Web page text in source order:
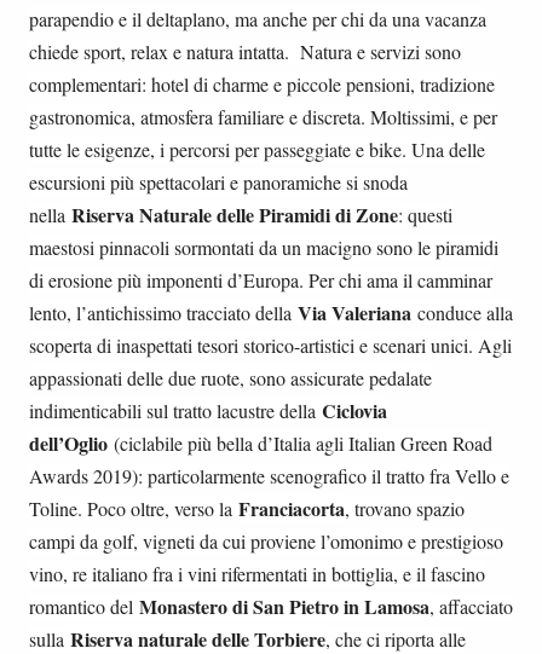
parapendio e il deltaplano, ma anche per chi da una vacanza
chiede sport, relax e natura intatta. Natura e servizi sono
complementari: hotel di charme e piccole pensioni, tradizione
gastronomica, atmosfera familiare e discreta. Moltissimi, e per
tutte le esigenze, i percorsi per passeggiate e bike. Una delle
escursioni più spettacolari e panoramiche si snoda
nella Riserva Naturale delle Piramidi di Zone: questi
maestosi pinnacoli sormontati da un macigno sono le piramidi
di erosione più imponenti d’Europa. Per chi ama il camminar
lento, l’antichissimo tracciato della Via Valeriana conduce alla
scoperta di inaspettati tesori storico-artistici e scenari unici. Agli
appassionati delle due ruote, sono assicurate pedalate
indimenticabili sul tratto lacustre della Ciclovia
dell’Oglio (ciclabile più bella d’Italia agli Italian Green Road
Awards 2019): particolarmente scenografico il tratto fra Vello e
Toline. Poco oltre, verso la Franciacorta, trovano spazio
campi da golf, vigneti da cui proviene l’omonimo e prestigioso
vino, re italiano fra i vini rifermentati in bottiglia, e il fascino
romantico del Monastero di San Pietro in Lamosa, affacciato
sulla Riserva naturale delle Torbiere, che ci riporta alle